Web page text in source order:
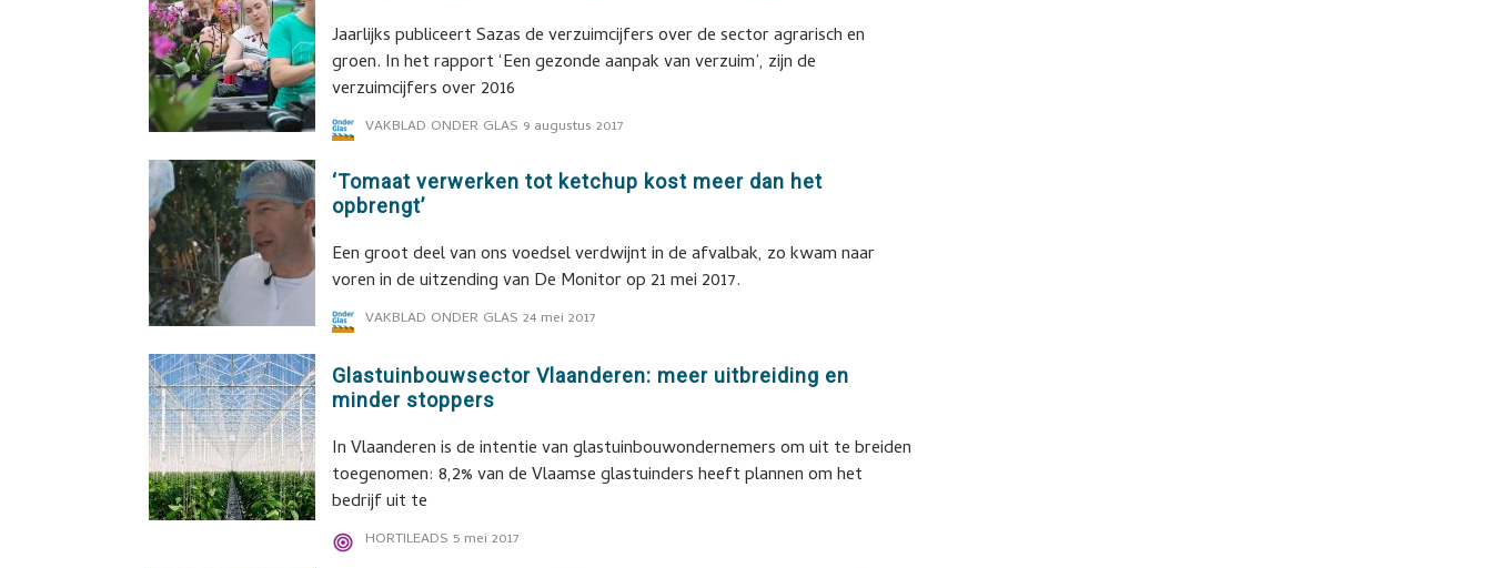
Jaarlijks publiceert Sazas de verzuimcijfers over de sector agrarisch en
groen. In het rapport ‘Een gezonde aanpak van verzuim’, zijn de
verzuimcijfers over 2016
VAKBLAD ONDER GLAS 9 augustus 2017
‘Tomaat verwerken tot ketchup kost meer dan het
opbrengt’
Een groot deel van ons voedsel verdwijnt in de afvalbak, zo kwam naar
voren in de uitzending van De Monitor op 21 mei 2017.
VAKBLAD ONDER GLAS 24 mei 2017
Glastuinbouwsector Vlaanderen: meer uitbreiding en
minder stoppers
In Vlaanderen is de intentie van glastuinbouwondernemers om uit te breiden
toegenomen: 8,2% van de Vlaamse glastuinders heeft plannen om het
bedrijf uit te
HORTILEADS 5 mei 2017